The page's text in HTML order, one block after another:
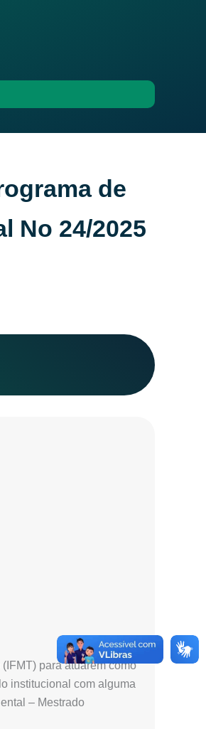
de
No 24/2025
para atuarem como
institucional com alguma
– Mestrado